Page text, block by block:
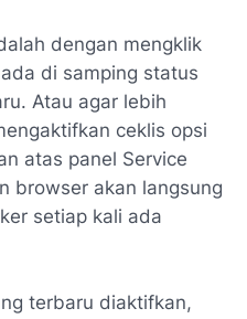
dengan mengklik
di samping status
Atau agar lebih
ceklis opsi
atas panel Service
browser akan langsung
setiap kali ada
terbaru diaktifkan,